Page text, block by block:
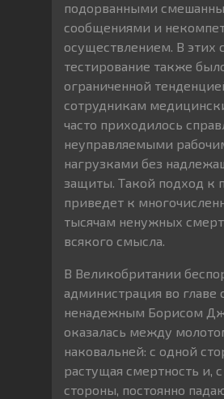
подорванными
сообщениями и
осуществлением. В этих
тестирование также
ограниченной
сотрудникам
часто приходилось
неуправляемыми
нагрузками без
защиты. Такой подход к
приведет к
тысячам ненужных
всякого смысла.
В Великобритании
администрация во главе
ненадежным Борисом
оказалась между
наковальней: с одной
растущая смертность и,
стороны, постоянно